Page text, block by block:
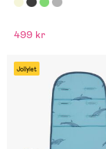
499 kr
Jollylet